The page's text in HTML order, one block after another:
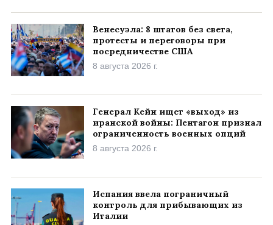
Венесуэла: 8 штатов без света,
протесты и переговоры при
посредничестве США
8 августа 2026 г.
Генерал Кейн ищет «выход» из
иранской войны: Пентагон признал
ограниченность военных опций
8 августа 2026 г.
Испания ввела пограничный
контроль для прибывающих из
Италии